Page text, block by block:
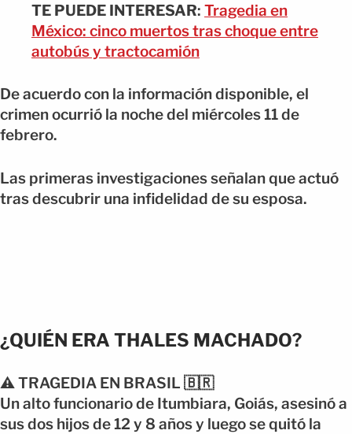
TE PUEDE INTERESAR: Tragedia en
México: cinco muertos tras choque entre
autobús y tractocamión
De acuerdo con la información disponible, el
crimen ocurrió la noche del miércoles 11 de
febrero.
Las primeras investigaciones señalan que actuó
tras descubrir una infidelidad de su esposa.
¿QUIÉN ERA THALES MACHADO?
⚠️ TRAGEDIA EN BRASIL 🇧🇷
Un alto funcionario de Itumbiara, Goiás, asesinó a
sus dos hijos de 12 y 8 años y luego se quitó la